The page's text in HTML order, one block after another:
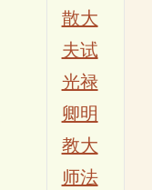
散大
夫试
光禄
卿明
教大
师法